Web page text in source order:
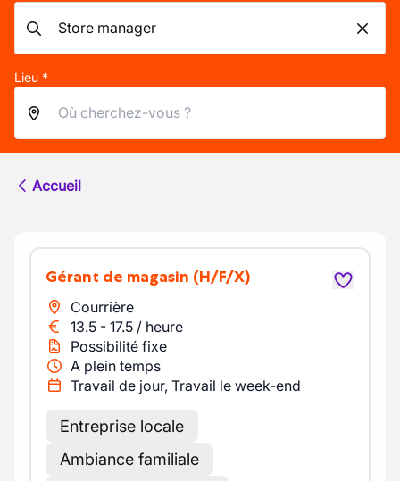
Lieu *
Accueil
Gérant de magasin (H/F/X)
Courrière
13.5 - 17.5 / heure
Possibilité fixe
A plein temps
Travail de jour, Travail le week-end
Entreprise locale
Ambiance familiale